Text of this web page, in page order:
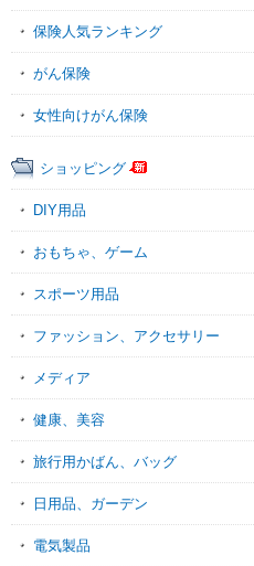
保険人気ランキング
がん保険
女性向けがん保険
ショッピング
DIY用品
おもちゃ、ゲーム
スポーツ用品
ファッション、アクセサリー
メディア
健康、美容
旅行用かばん、バッグ
日用品、ガーデン
電気製品